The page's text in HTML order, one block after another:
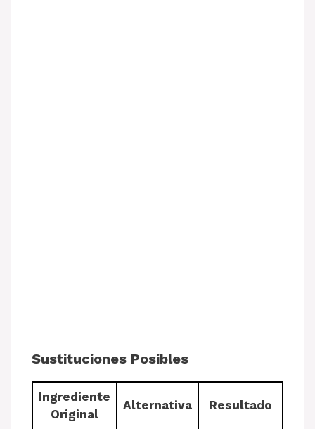
Sustituciones Posibles
Ingrediente
Original
Alternativa Resultado